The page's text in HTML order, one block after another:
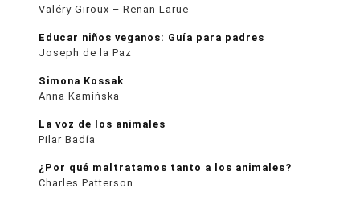
Valéry Giroux – Renan Larue
Educar niños veganos: Guía para padres
Joseph de la Paz
Simona Kossak
Anna Kamińska
La voz de los animales
Pilar Badía
¿Por qué maltratamos tanto a los animales?
Charles Patterson